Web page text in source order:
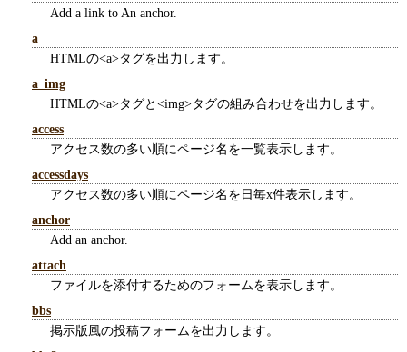
Add a link to An anchor.
a
HTMLの<a>タグを出力します。
a_img
HTMLの<a>タグと<img>タグの組み合わせを出力します。
access
アクセス数の多い順にページ名を一覧表示します。
accessdays
アクセス数の多い順にページ名を日毎x件表示します。
anchor
Add an anchor.
attach
ファイルを添付するためのフォームを表示します。
bbs
掲示版風の投稿フォームを出力します。